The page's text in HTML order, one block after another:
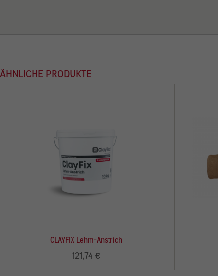
ÄHNLICHE PRODUKTE
CLAYFIX Lehm-Anstrich
121,74 €